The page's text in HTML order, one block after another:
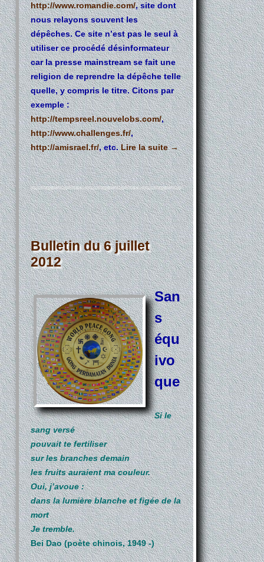
http://www.romandie.com/, site dont
nous relayons souvent les
dépêches. Ce site n’est pas le seul à
utiliser ce procédé désinformateur
car la presse mainstream se fait une
religion de reprendre la dépêche telle
quelle, y compris le titre. Citons par
exemple :
http://tempsreel.nouvelobs.com/,
http://www.challenges.fr/,
http://amisrael.fr/, etc.Lire la suite→
Bulletin du 6 juillet
2012
San
s
équ
ivo
que
Si le
sang versé
pouvait te fertiliser
sur les branches demain
les fruits auraient ma couleur.
Oui, j’avoue :
dans la lumière blanche et figée de la
mort
Je tremble.
Bei Dao (poète chinois, 1949 -)